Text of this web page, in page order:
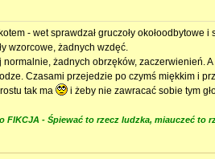
- wet sprawdzał gruczoły okołoodbytowe
wzorcowe, żadnych wzdęć.
normalnie, żadnych obrzęków, zaczerwienień.
Czasami przejedzie po czymś miękkim i
tak ma
i żeby nie zawracać sobie tym
FIKCJA - Śpiewać to rzecz ludzka, miauczeć to